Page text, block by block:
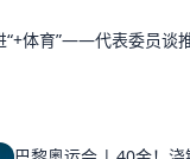
“+体育”——代表委员谈